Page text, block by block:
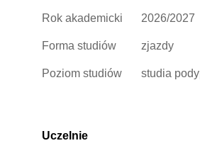
Rok akademicki 2026/2027
Forma studiów zjazdy
Poziom studiów studia
Uczelnie